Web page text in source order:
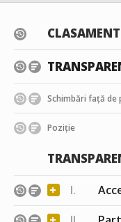
Schimbări față de
Poziție
+
I.